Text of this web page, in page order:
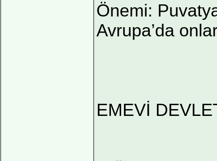
Önemi:
Avrupa’da
EMEVİ